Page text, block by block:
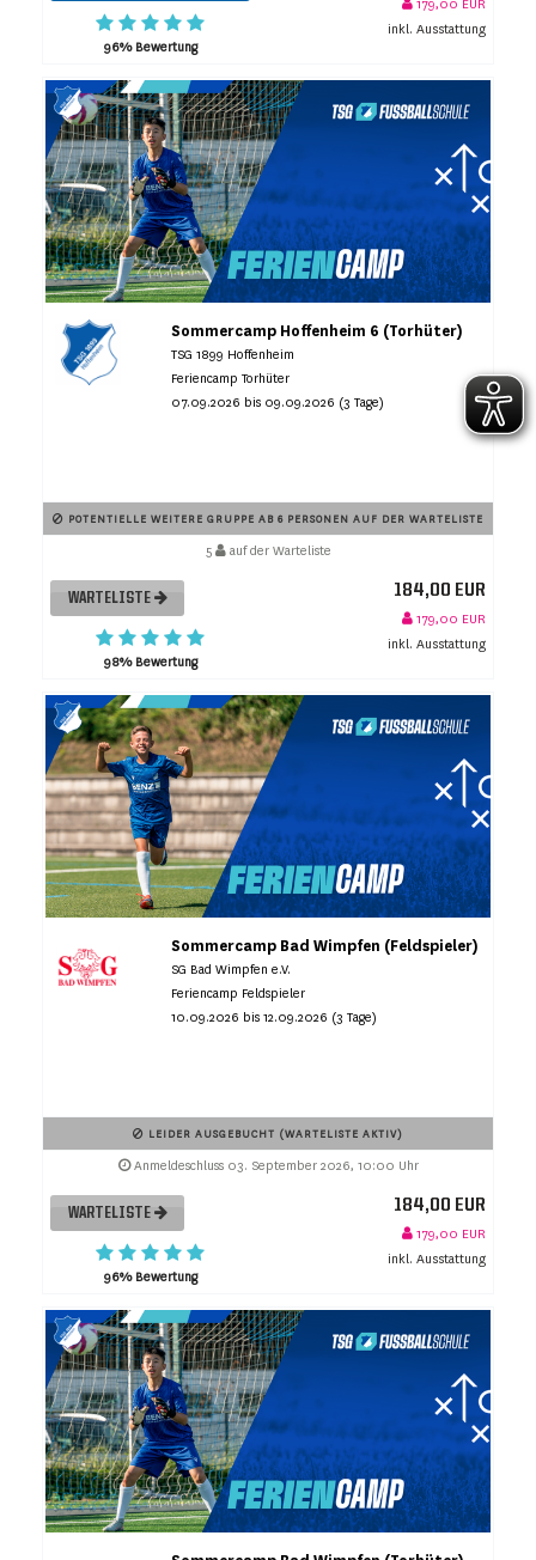
96% Bewertung
179,00 EUR
inkl. Ausstattung
Sommercamp Hoffenheim 6 (Torhüter)
TSG 1899 Hoffenheim
Feriencamp Torhüter
07.09.2026 bis 09.09.2026 (3 Tage)
POTENTIELLE WEITERE GRUPPE AB 6 PERSONEN AUF DER WARTELISTE
5 auf der Warteliste
WARTELISTE
98% Bewertung
184,00 EUR
179,00 EUR
inkl. Ausstattung
Sommercamp Bad Wimpfen (Feldspieler)
SG Bad Wimpfen e.V.
Feriencamp Feldspieler
10.09.2026 bis 12.09.2026 (3 Tage)
LEIDER AUSGEBUCHT (WARTELISTE AKTIV)
Anmeldeschluss 03. September 2026, 10:00 Uhr
WARTELISTE
96% Bewertung
184,00 EUR
179,00 EUR
inkl. Ausstattung